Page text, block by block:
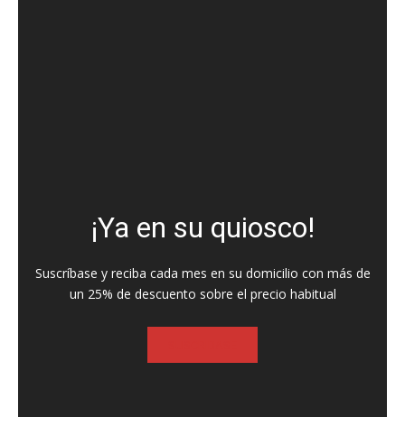
¡Ya en su quiosco!
Suscríbase y reciba cada mes en su domicilio con más de
un 25% de descuento sobre el precio habitual